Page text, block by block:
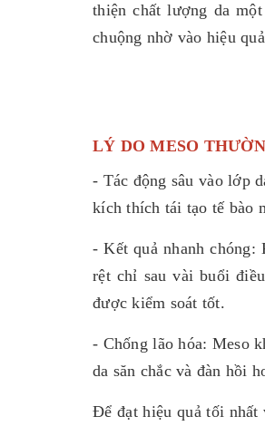
thiện chất lượng da
chuộng nhờ vào hiệu
LÝ DO MESO
- Tác động sâu vào lớp
kích thích tái tạo tế bào
- Kết quả nhanh chóng:
rệt chỉ sau vài buổi
được kiểm soát tốt.
- Chống lão hóa: Meso
da săn chắc và đàn hồi
Để đạt hiệu quả tối